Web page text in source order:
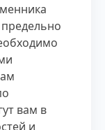
вам в
и